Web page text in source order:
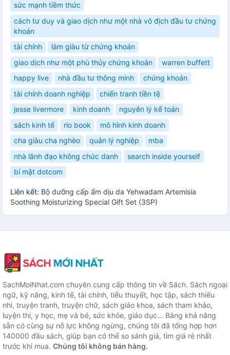
sức mạnh tiềm thức
cách tư duy và giao dịch như một nhà vô địch đầu tư chứng
khoán
tài chính
làm giàu từ chứng khoán
giao dịch như một phù thủy chứng khoán
warren buffett
happy live
nhà đầu tư thông minh
chứng khoán
tài chính doanh nghiệp
chiến tranh tiền tệ
jesse livermore
kinh doanh
nguyên lý kế toán
sách kinh tế
rio book
mô hình kinh doanh
cha giàu cha nghèo
quản lý nghiệp
mba
nhà lãnh đạo không chức danh
search inside yourself
bí mật dotcom
Liên kết: Bộ dưỡng cấp ẩm dịu da Yehwadam Artemisia
Soothing Moisturizing Special Gift Set (3SP)
SachMoiNhat.com chuyên cung cấp thông tin về Sách. Sách ngoại
ngữ, kỹ năng, kinh tế, tài chính, tiểu thuyết, học tập, sách thiếu
nhi, truyện tranh, truyện chữ, sách giáo khoa, sách tham khảo,
luyện thi, y học, mẹ và bé, sức khỏe, giáo dục... Bằng khả năng
sẵn có cùng sự nỗ lực không ngừng, chúng tôi đã tổng hợp hơn
140000 đầu sách, giúp bạn có thể so sánh giá, tìm giá rẻ nhất
trước khi mua. Chúng tôi không bán hàng.